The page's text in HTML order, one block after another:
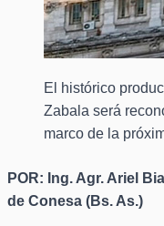
El histórico
Zabala será
marco de la
POR: Ing. Agr. Ariel
de Conesa (Bs. As.)